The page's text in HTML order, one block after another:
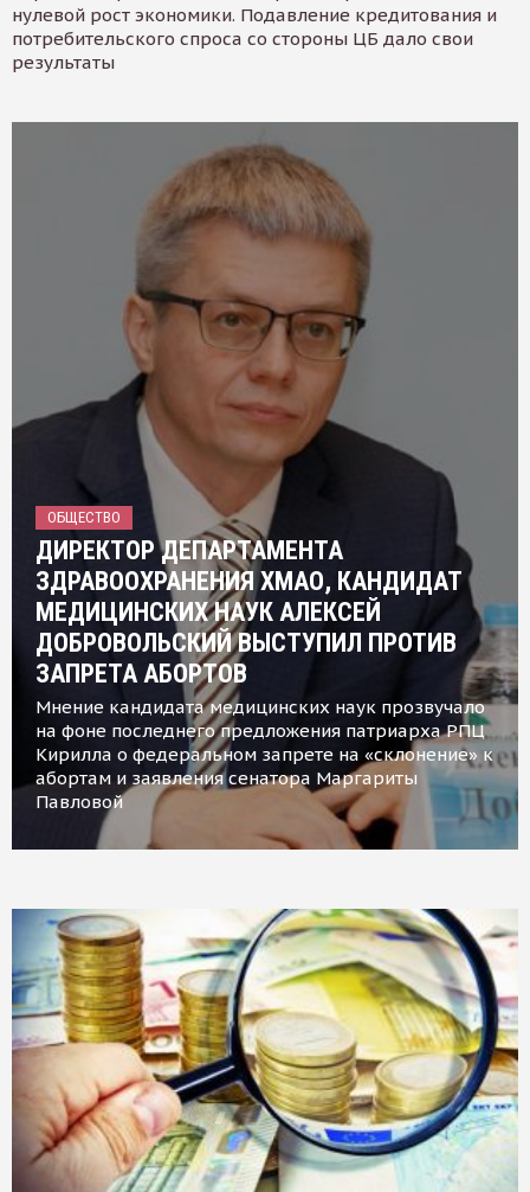
нулевой рост экономики. Подавление кредитования и
потребительского спроса со стороны ЦБ дало свои
результаты
ОБЩЕСТВО
ДИРЕКТОР ДЕПАРТАМЕНТА
ЗДРАВООХРАНЕНИЯ ХМАО, КАНДИДАТ
МЕДИЦИНСКИХ НАУК АЛЕКСЕЙ
ДОБРОВОЛЬСКИЙ ВЫСТУПИЛ ПРОТИВ
ЗАПРЕТА АБОРТОВ
Мнение кандидата медицинских наук прозвучало
на фоне последнего предложения патриарха РПЦ
Кирилла о федеральном запрете на «склонение» к
абортам и заявления сенатора Маргариты
Павловой